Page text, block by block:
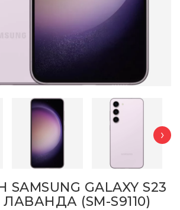
›
GALAXY S23
ЛАВАНДА (SM-S9110)